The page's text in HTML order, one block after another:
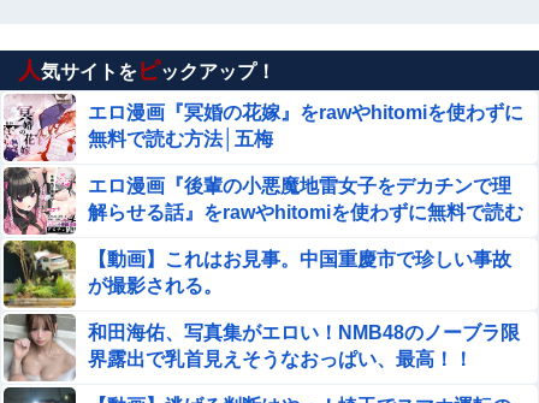
∀ﾟ)━!!!!
【動画】これはお見事。中国重慶市で珍しい事故が撮影さ
れる。
【エロ画像】ビリー・アイリッシュ、マ○コ（女性器）披
露
彡(●)(●)「やっと服役終わったで...!性的暴行で通報しやが
ったあの女殺しに行ったろ！！！」⇒！
コメ高値掴みの損切り加速ｗｗｗｗｗｗｗｗｗ
【悲報】プロゲーマーさん、加藤純一信者を怒らせてしま
人気サイトをピックアップ！
エロ漫画『冥婚の花嫁』をrawやhitomiを使わずに
無料で読む方法│五梅
エロ漫画『後輩の小悪魔地雷女子をデカチンで理
解らせる話』をrawやhitomiを使わずに無料で読む
【動画】これはお見事。中国重慶市で珍しい事故
が撮影される。
和田海佑、写真集がエロい！NMB48のノーブラ限
界露出で乳首見えそうなおっぱい、最高！！